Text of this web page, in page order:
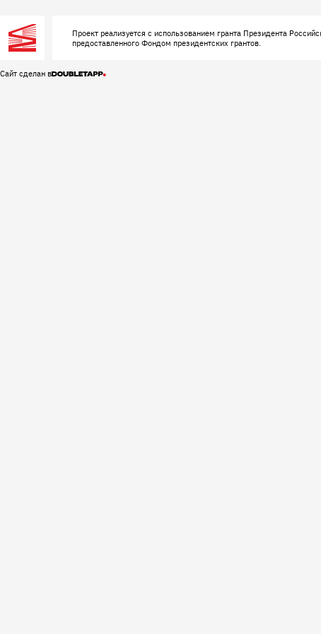
Проект реализуется с использованием гранта Президента
предоставленного Фондом президентских грантов.
Сайт сделан в